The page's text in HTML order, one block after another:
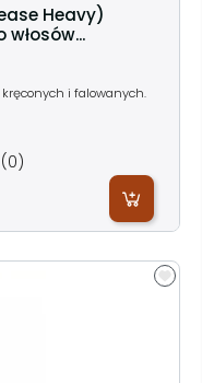
Heavy)
kręconych i falowanych.
(0)